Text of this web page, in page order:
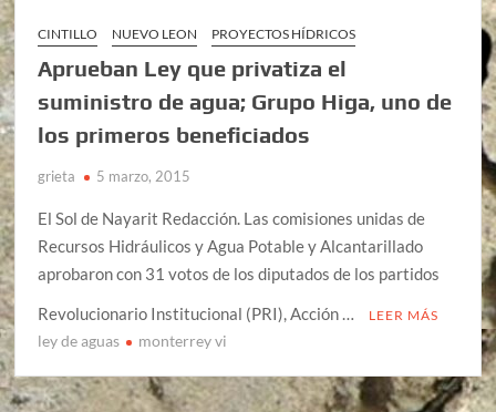
CINTILLO NUEVO LEON PROYECTOS HÍDRICOS
Aprueban Ley que privatiza el
suministro de agua; Grupo Higa, uno de
los primeros beneficiados
grieta 5 marzo, 2015
El Sol de Nayarit Redacción. Las comisiones unidas de
Recursos Hidráulicos y Agua Potable y Alcantarillado
aprobaron con 31 votos de los diputados de los partidos
Revolucionario Institucional (PRI), Acción …
LEER MÁS
ley de aguas monterrey vi